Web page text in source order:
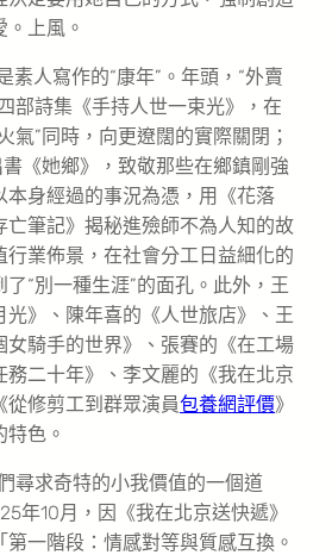
上風。
素人寫作的“康年”。年頭，“外賣
部詩集《手持人世一束光》，在
氣”同時，向更遼闊的實際關閉；
書《她鄉》，致敬那些在鄉鎮剛強
本身經過的事況為憑，用《花落
亡筆記》揭秘進殮師不為人知的故
行業佈景，在社會分工日益細化的
“別一種生涯”的面孔。此外，王
光》、陳年喜的《人世旅店》、王
女騎手的世界》、張賽的《在工場
務二十年》、李文麗的《我在北京
修剪工到群眾演員包養網評價》
色。
尋求奇特的小我價值的一個道
年10月，因《我在北京送快遞》
一階段：情感對等與質感互換。